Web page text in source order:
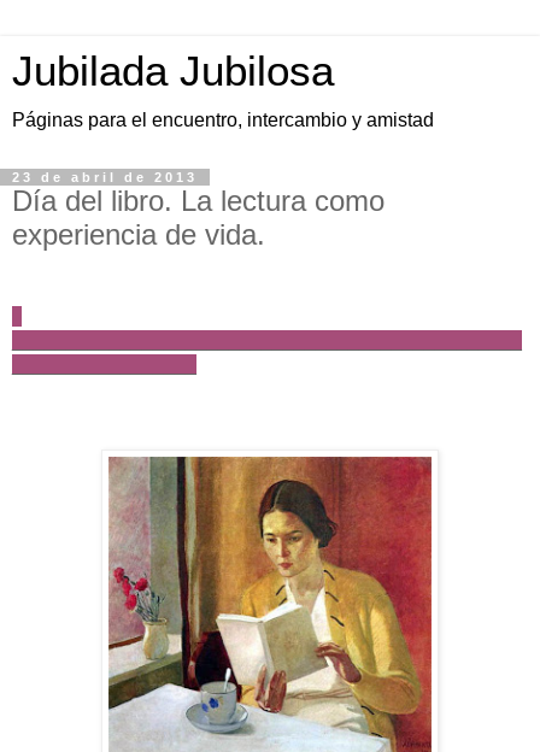
Jubilada Jubilosa
Páginas para el encuentro, intercambio y amistad
23 de abril de 2013
Día del libro. La lectura como
experiencia de vida.